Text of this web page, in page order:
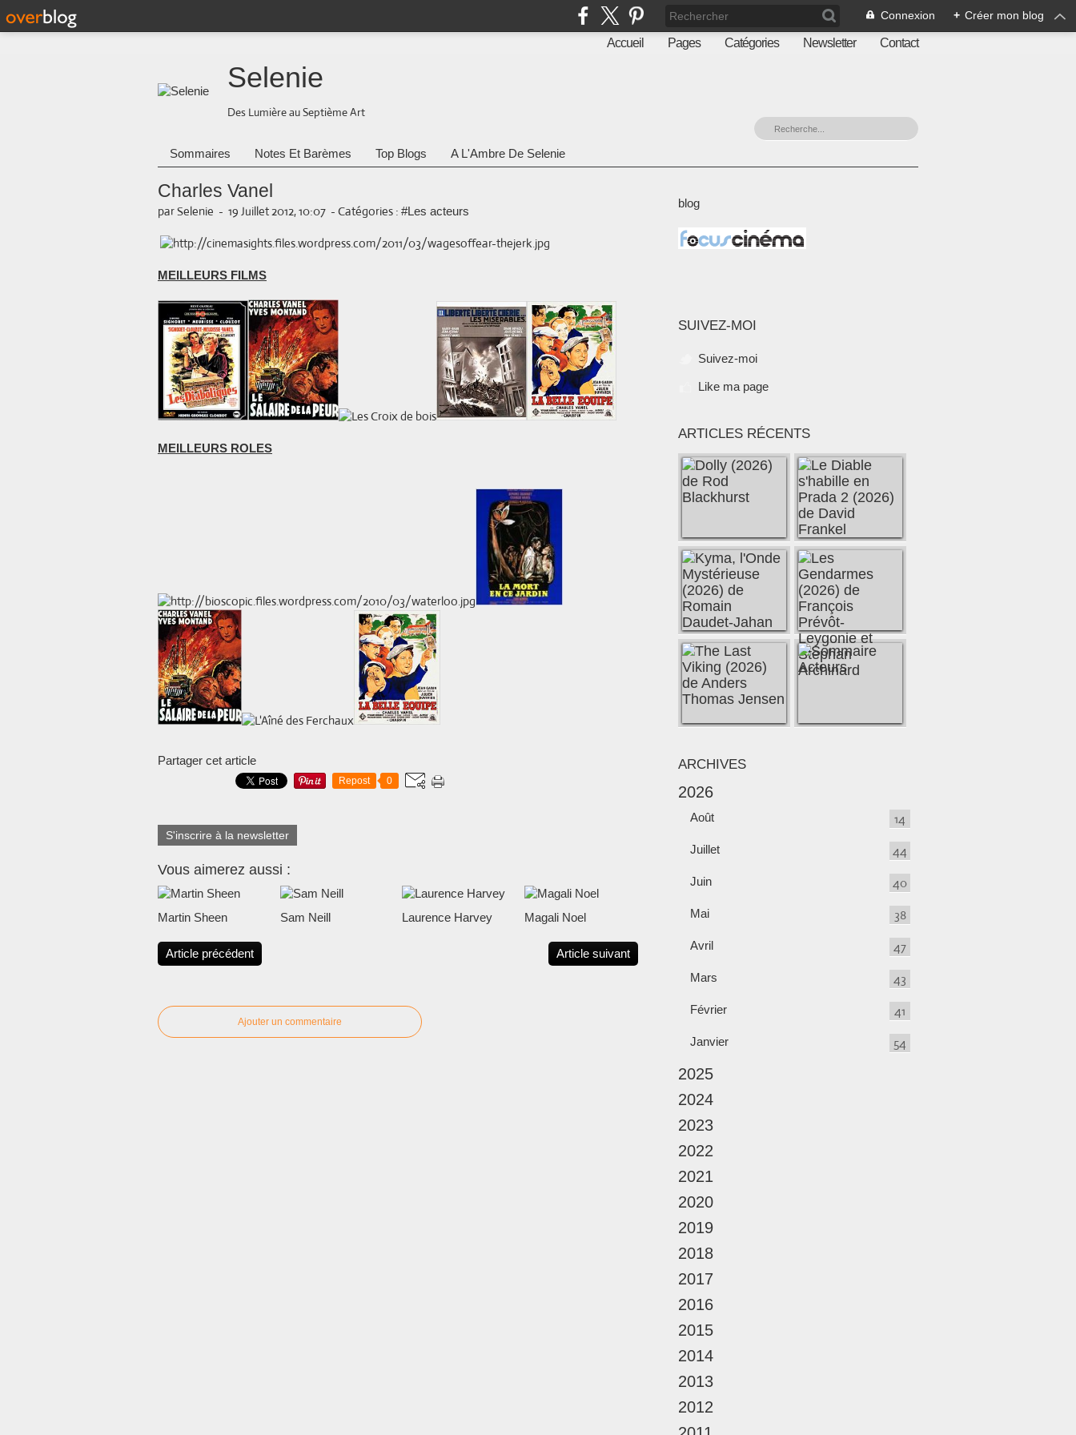
Connexion + Créer mon blog
Accueil Pages Catégories Newsletter Contact
Selenie
Des Lumière au Septième Art
Sommaires Notes Et Barèmes Top Blogs A L'Ambre De Selenie
Charles Vanel
par Selenie - 19 Juillet 2012, 10:07 - Catégories : #Les acteurs
MEILLEURS FILMS
MEILLEURS ROLES
Partager cet article
Repost 0
S'inscrire à la newsletter
Vous aimerez aussi :
Martin Sheen Sam Neill Laurence Harvey Magali Noel
Article précédent Article suivant
Ajouter un commentaire
blog
SUIVEZ-MOI
Suivez-moi
Like ma page
ARTICLES RÉCENTS
ARCHIVES
2026
Août 14
Juillet 44
Juin 40
Mai 38
Avril 47
Mars 43
Février 41
Janvier 54
2025
2024
2023
2022
2021
2020
2019
2018
2017
2016
2015
2014
2013
2012